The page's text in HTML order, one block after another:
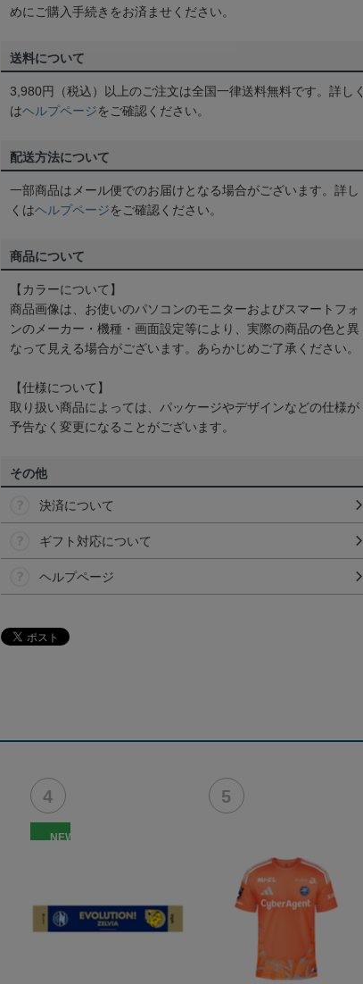
めにご購入手続きをお済ませください。
送料について
3,980円（税込）以上のご注文は全国一律送料無料です。詳しく
はヘルプページをご確認ください。
配送方法について
一部商品はメール便でのお届けとなる場合がございます。詳し
くはヘルプページをご確認ください。
商品について
【カラーについて】
商品画像は、お使いのパソコンのモニターおよびスマートフォ
ンのメーカー・機種・画面設定等により、実際の商品の色と異
なって見える場合がございます。あらかじめご了承ください。
【仕様について】
取り扱い商品によっては、パッケージやデザインなどの仕様が
予告なく変更になることがございます。
その他
決済について
ギフト対応について
ヘルプページ
NEW